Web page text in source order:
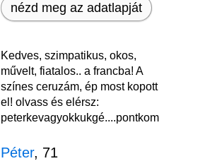
nézd meg az adatlapját
Kedves, szimpatikus, okos,
művelt, fiatalos.. a francba! A
színes ceruzám, ép most kopott
el! olvass és elérsz:
peterkevagyokkukgé....pontkom
Péter, 71